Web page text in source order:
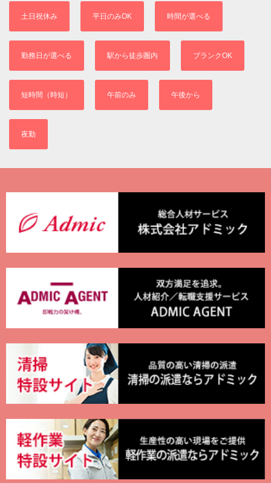
土日祝休み 平日のみOK 時間が選べる
勤務日が選べる 駅から徒歩圏内 ブランクOK
短時間（時短） 午前のみ 午後から
夜勤